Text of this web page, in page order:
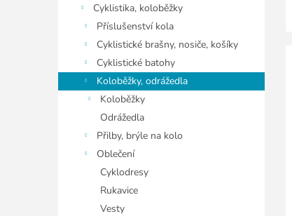
Cyklistika, koloběžky
Příslušenství kola
Cyklistické brašny, nosiče, košíky
Cyklistické batohy
Koloběžky, odrážedla
Koloběžky
Odrážedla
Přilby, brýle na kolo
Oblečení
Cyklodresy
Rukavice
Vesty